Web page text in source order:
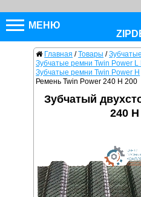
МЕНЮ
Главная / Товары /
Зубчатые ремни Twin Power L
Зубчатые ремни Twin Power H
Ремень Twin Power 240 H 200
Зубчатый
240